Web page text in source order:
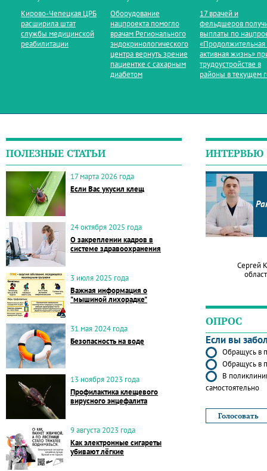
Кирово‑Чепецкая ЦРБ
расширила штат
службы медицинской
реабилитации
Оборудование
нацпроекта помогло
врачам Регионального
эндокринологического
центра вернуть зрение
пациентке с сахарным
диабетом
17 врачей и
фельдшеров
выплаты по
«Продолжительная
активная жизнь»
трудоустройстве в
районы в текущем
ПОЛЕЗНЫЕ СТАТЬИ
17 марта 2026 года
Если Вас укусил клещ
24 октября 2025 года
О закреплении кадров в
системе здравоохранения
3 июля 2025 года
Важная информация о
"мышиной лихорадке"
31 мая 2024 года
Безопасность на воде
13 ноября 2023 года
Профилактика клещевого
вирусного энцефалита
9 августа 2023 года
Как электронные сигареты
убивают лёгкие
ИНТЕРВЬЮ
Сергей
ОПРОС
Если вы
Обращусь в
Обращусь в
В
самостоятельно